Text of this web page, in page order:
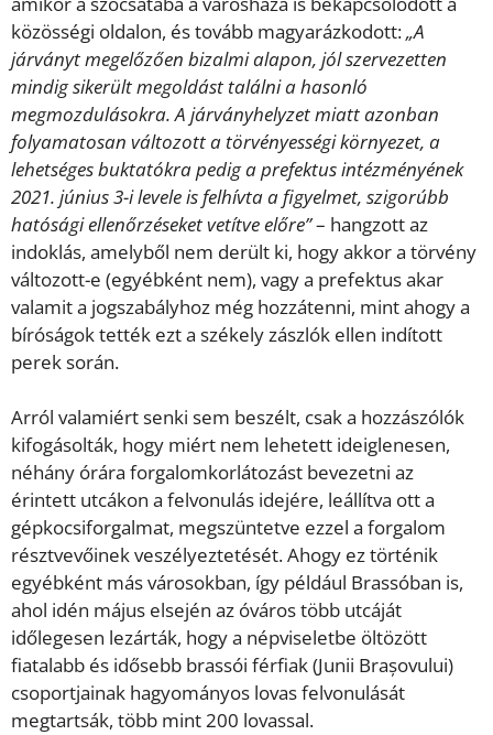
közösségi oldalon, és tovább magyarázkodott:„A
járványt megelőzően bizalmi alapon, jól szervezetten
mindig sikerült megoldást találni a hasonló
megmozdulásokra. A járványhelyzet miatt azonban
folyamatosan változott a törvényességi környezet, a
lehetséges buktatókra pedig a prefektus intézményének
2021. június 3-i levele is felhívta a figyelmet, szigorúbb
hatósági ellenőrzéseket vetítve előre”– hangzott az
indoklás, amelyből nem derült ki, hogy akkor a törvény
változott-e (egyébként nem), vagy a prefektus akar
valamit a jogszabályhoz még hozzátenni, mint ahogy a
bíróságok tették ezt a székely zászlók ellen indított
perek során.
Arról valamiért senki sem beszélt, csak a hozzászólók
kifogásolták, hogy miért nem lehetett ideiglenesen,
néhány órára forgalomkorlátozást bevezetni az
érintett utcákon a felvonulás idejére, leállítva ott a
gépkocsiforgalmat, megszüntetve ezzel a forgalom
résztvevőinek veszélyeztetését. Ahogy ez történik
egyébként más városokban, így például Brassóban is,
ahol idén május elsején az óváros több utcáját
időlegesen lezárták, hogy a népviseletbe öltözött
fiatalabb és idősebb brassói férfiak (Junii Brașovului)
csoportjainak hagyományos lovas felvonulását
megtartsák, több mint 200 lovassal.